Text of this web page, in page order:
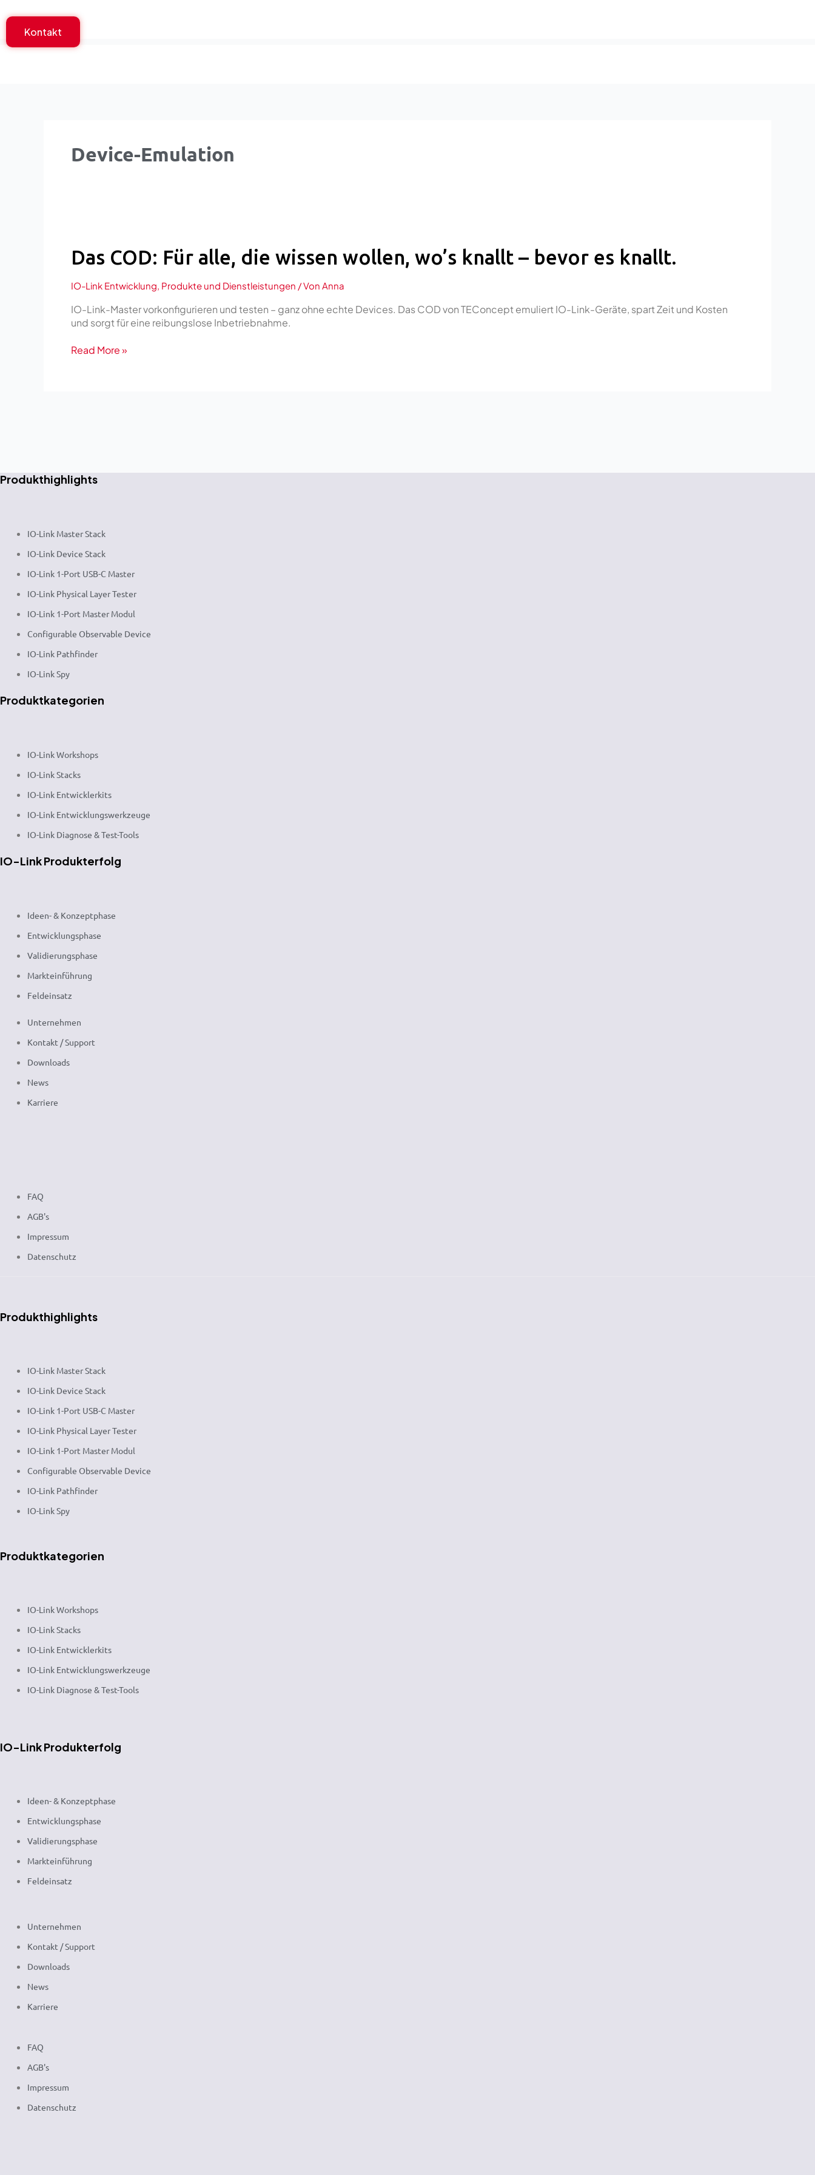
Inhalt
springenKontakt
Device-Emulation
Das COD: Für alle, die wissen wollen, wo’s knallt – bevor es knallt.
IO-Link Entwicklung, Produkte und Dienstleistungen / Von Anna
IO-Link-Master vorkonfigurieren und testen – ganz ohne echte Devices. Das COD von TEConcept emuliert IO-Link-Geräte, spart Zeit und Kosten
und sorgt für eine reibungslose Inbetriebnahme.
Für
alle,
wissen
wollen,
wo’s
knallt
–
bevor
Read More »
Produkthighlights
IO-Link Master Stack
IO-Link Device Stack
IO-Link 1-Port USB-C Master
IO-Link Physical Layer Tester
IO-Link 1-Port Master Modul
Configurable Observable Device
IO-Link Pathfinder
IO-Link Spy
Produktkategorien
IO-Link Workshops
IO-Link Stacks
IO-Link Entwicklerkits
IO-Link Entwicklungswerkzeuge
IO-Link Diagnose & Test-Tools
IO-Link Produkterfolg
Ideen- & Konzeptphase
Entwicklungsphase
Validierungsphase
Markteinführung
Feldeinsatz
Unternehmen
Kontakt / Support
Downloads
News
Karriere
FAQ
AGB's
Impressum
Datenschutz
Produkthighlights
IO-Link Master Stack
IO-Link Device Stack
IO-Link 1-Port USB-C Master
IO-Link Physical Layer Tester
IO-Link 1-Port Master Modul
Configurable Observable Device
IO-Link Pathfinder
IO-Link Spy
Produktkategorien
IO-Link Workshops
IO-Link Stacks
IO-Link Entwicklerkits
IO-Link Entwicklungswerkzeuge
IO-Link Diagnose & Test-Tools
IO-Link Produkterfolg
Ideen- & Konzeptphase
Entwicklungsphase
Validierungsphase
Markteinführung
Feldeinsatz
Unternehmen
Kontakt / Support
Downloads
News
Karriere
FAQ
AGB's
Impressum
Datenschutz